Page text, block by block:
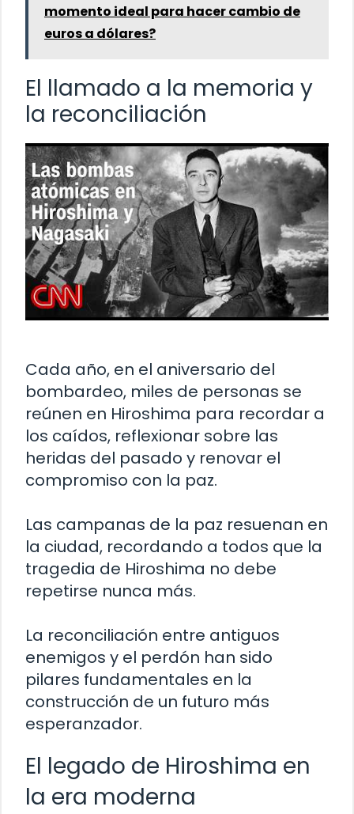
momento ideal para hacer cambio de
euros a dólares?
El llamado a la memoria y
la reconciliación
Cada año, en el aniversario del
bombardeo, miles de personas se
reúnen en Hiroshima para recordar a
los caídos, reflexionar sobre las
heridas del pasado y renovar el
compromiso con la paz.
Las campanas de la paz resuenan en
la ciudad, recordando a todos que la
tragedia de Hiroshima no debe
repetirse nunca más.
La reconciliación entre antiguos
enemigos y el perdón han sido
pilares fundamentales en la
construcción de un futuro más
esperanzador.
El legado de Hiroshima en
la era moderna